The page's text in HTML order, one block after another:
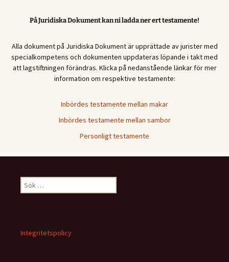
På Juridiska Dokument kan ni ladda ner ert testamente!
Alla dokument på Juridiska Dokument är upprättade av jurister med
specialkompetens och dokumenten uppdateras löpande i takt med
att lagstiftningen förändras. Klicka på nedanstående länkar för mer
information om respektive testamente:
Inbördes testamente mellan makar
Inbördes testamente mellan sambor
Personligt testamente
Sök
efter:
Integritetspolicy